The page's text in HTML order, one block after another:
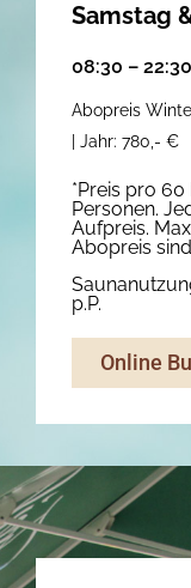
Samstag
08:30 –
Abopreis
| Jahr: 780,- €
*Preis pro
Personen.
Aufpreis.
Abopreis
p.P.
Online